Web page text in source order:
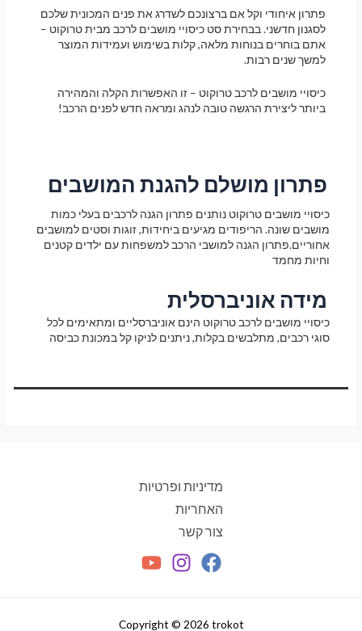
פתרון איחודי וקל אם ברצונכם לשדרג את פנים המכונית שלכם
לסגנון חדשני. בבחירת סט כיסויי מושבים לרכב מבית טרוקוט –
אתם בוחרים בנוחות מלאה, קלות בשימוש ועמידות המוצר
למשך שנים רבות.
כיסויי מושבים לרכב טרוקוט – זו האפשרות הקלה והמהירה
ביותר ליצירת הרגשה טובה לנהג ומראה חדש לפנים הרכב!
פתרון מושלם להגנת המושבים
כיסויי מושבים טרוקוט נותנים פתרון הגנה לרכבים בעלי כמות
מושבים שונה. הריפודים מגיעים ביחידות, זוגות וסטים למושבים
אחוריים.פתרון הגנה למושבי הרכב למשפחות עם ילדים קטנים
וחיות מחמד
מידה אוניברסלית
כיסויי מושבים לרכב טרוקוט הינם אוניברסליים ומתאימים לכל
סוגי רכבים, מתלבשים בקלות, ניתנים לניקו קל במכונת כביסה
מדיניות ופרטיות
האחריות
צור קשר
Copyright © 2026 trokot